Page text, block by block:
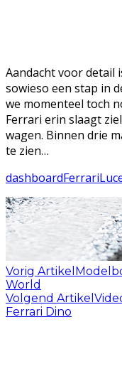
Aandacht voor detail
sowieso een stap in
we momenteel toch
Ferrari erin slaagt
wagen. Binnen drie
te zien…
dashboardFerrari
Vorig Artikel
World
Volgend Artikel
Ferrari Dino